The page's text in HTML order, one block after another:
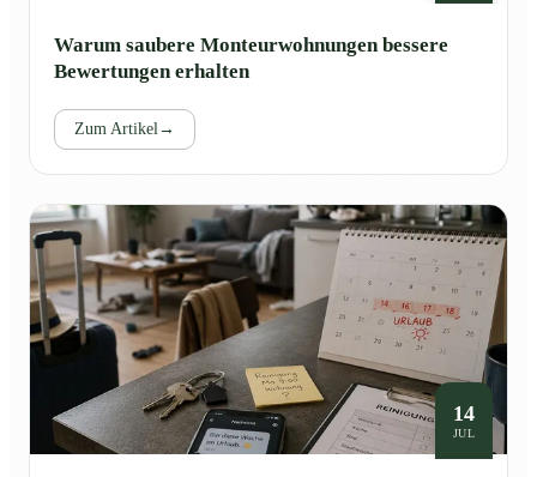
Warum saubere Monteurwohnungen bessere
Bewertungen erhalten
Zum Artikel→
14
JUL